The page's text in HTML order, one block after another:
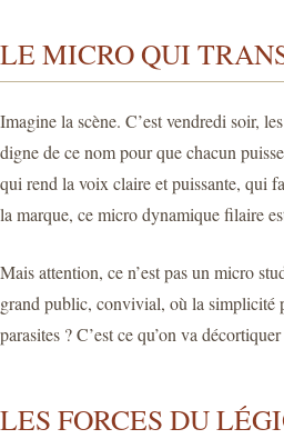
LE MICRO QUI
Imagine la scène. C’est vendredi soir,
digne de ce nom pour que chacun
qui rend la voix claire et puissante, qui
la marque, ce micro dynamique filaire
Mais attention, ce n’est pas un micro
grand public, convivial, où la simplicité
parasites ? C’est ce qu’on va
LES FORCES DU